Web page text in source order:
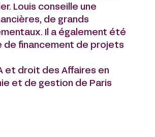
Louis conseille une
de grands
Il a également été
de financement de projets
et droit des Affaires en
et de gestion de Paris